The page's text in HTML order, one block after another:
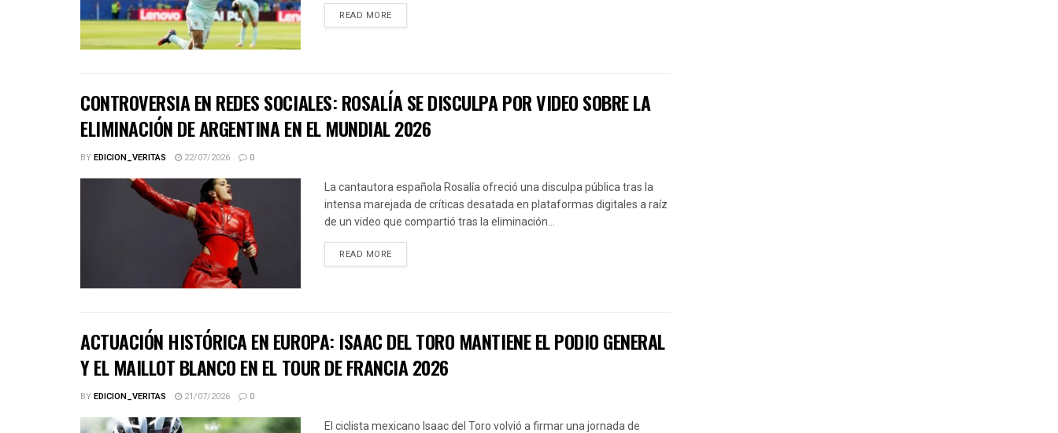
READ MORE
CONTROVERSIA EN REDES SOCIALES: ROSALÍA SE DISCULPA POR VIDEO SOBRE LA
ELIMINACIÓN DE ARGENTINA EN EL MUNDIAL 2026
BYEDICION_VERITAS 22/07/2026 0
La cantautora española Rosalía ofreció una disculpa pública tras la
intensa marejada de críticas desatada en plataformas digitales a raíz
de un video que compartió tras la eliminación...
READ MORE
ACTUACIÓN HISTÓRICA EN EUROPA: ISAAC DEL TORO MANTIENE EL PODIO GENERAL
Y EL MAILLOT BLANCO EN EL TOUR DE FRANCIA 2026
BYEDICION_VERITAS 21/07/2026 0
El ciclista mexicano Isaac del Toro volvió a firmar una jornada de